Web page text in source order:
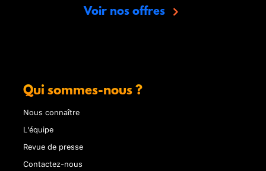
Voir nos offres
Qui sommes-nous ?
Nous connaître
L'équipe
Revue de presse
Contactez-nous